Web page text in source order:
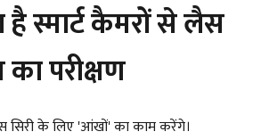
स्मार्ट कैमरों से लैस
परीक्षण
के लिए 'आंखों' का काम करेंगे।